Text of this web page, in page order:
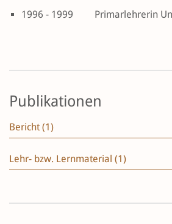
1996 - 1999
Primarlehrerin
Publikationen
Bericht (1)
Lehr- bzw. Lernmaterial (1)